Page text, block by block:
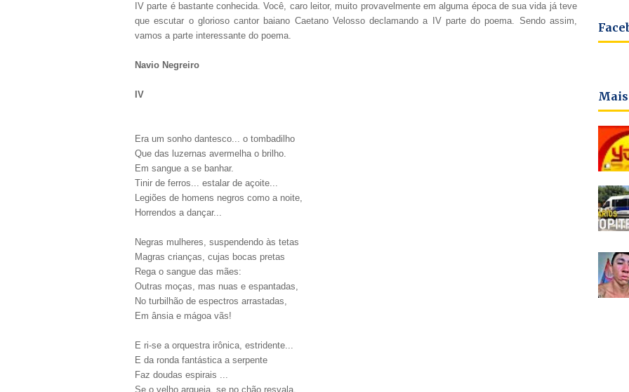
IV parte é bastante conhecida. Você, caro leitor, muito provavelmente em alguma época de sua vida já teve
que escutar o glorioso cantor baiano Caetano Velosso declamando a IV parte do poema. Sendo assim,
vamos a parte interessante do poema.
Navio Negreiro
IV
Era um sonho dantesco... o tombadilho
Que das luzernas avermelha o brilho.
Em sangue a se banhar.
Tinir de ferros... estalar de açoite...
Legiões de homens negros como a noite,
Horrendos a dançar...
Negras mulheres, suspendendo às tetas
Magras crianças, cujas bocas pretas
Rega o sangue das mães:
Outras moças, mas nuas e espantadas,
No turbilhão de espectros arrastadas,
Em ânsia e mágoa vãs!
E ri-se a orquestra irônica, estridente...
E da ronda fantástica a serpente
Faz doudas espirais ...
Se o velho arqueja, se no chão resvala,